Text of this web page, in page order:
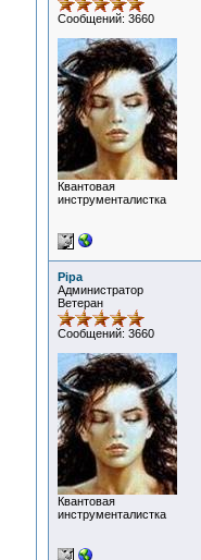
Сообщений: 3660
Квантовая
инструменталистка
Pipa
Администратор
Ветеран
Сообщений: 3660
Квантовая
инструменталистка